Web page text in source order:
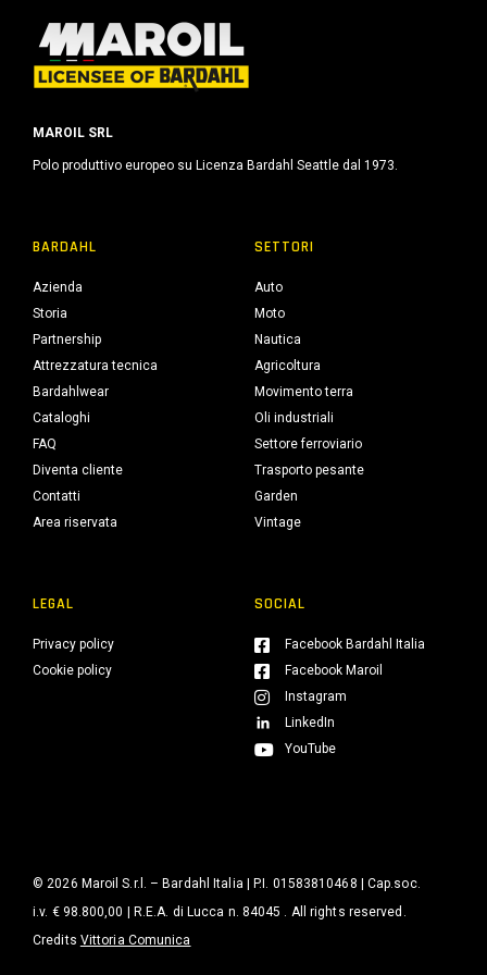
MAROIL SRL
Polo produttivo europeo su Licenza Bardahl Seattle dal 1973.
BARDAHL
Azienda
Storia
Partnership
Attrezzatura tecnica
Bardahlwear
Cataloghi
FAQ
Diventa cliente
Contatti
Area riservata
SETTORI
Auto
Moto
Nautica
Agricoltura
Movimento terra
Oli industriali
Settore ferroviario
Trasporto pesante
Garden
Vintage
LEGAL
Privacy policy
Cookie policy
SOCIAL
Facebook Bardahl Italia
Facebook Maroil
Instagram
LinkedIn
YouTube
© 2026 Maroil S.r.l. – Bardahl Italia | P.I. 01583810468 | Cap.soc.
i.v. € 98.800,00 | R.E.A. di Lucca n. 84045 . All rights reserved.
Credits Vittoria Comunica